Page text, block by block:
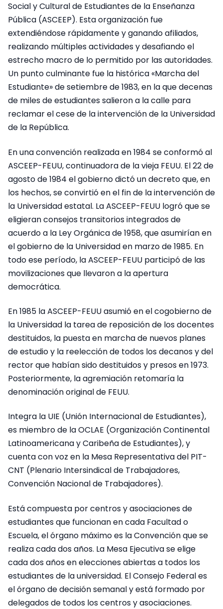
Social y Cultural de Estudiantes de la Enseñanza
Pública (ASCEEP). Esta organización fue
extendiéndose rápidamente y ganando afiliados,
realizando múltiples actividades y desafiando el
estrecho macro de lo permitido por las autoridades.
Un punto culminante fue la histórica «Marcha del
Estudiante» de setiembre de 1983, en la que decenas
de miles de estudiantes salieron a la calle para
reclamar el cese de la intervención de la Universidad
de la República.
En una convención realizada en 1984 se conformó al
ASCEEP-FEUU, continuadora de la vieja FEUU. El 22 de
agosto de 1984 el gobierno dictó un decreto que, en
los hechos, se convirtió en el fin de la intervención de
la Universidad estatal. La ASCEEP-FEUU logró que se
eligieran consejos transitorios integrados de
acuerdo a la Ley Orgánica de 1958, que asumirían en
el gobierno de la Universidad en marzo de 1985. En
todo ese período, la ASCEEP-FEUU participó de las
movilizaciones que llevaron a la apertura
democrática.
En 1985 la ASCEEP-FEUU asumió en el cogobierno de
la Universidad la tarea de reposición de los docentes
destituidos, la puesta en marcha de nuevos planes
de estudio y la reelección de todos los decanos y del
rector que habían sido destituidos y presos en 1973.
Posteriormente, la agremiación retomaría la
denominación original de FEUU.
Integra la UIE (Unión Internacional de Estudiantes),
es miembro de la OCLAE (Organización Continental
Latinoamericana y Caribeña de Estudiantes), y
cuenta con voz en la Mesa Representativa del PIT-
CNT (Plenario Intersindical de Trabajadores,
Convención Nacional de Trabajadores).
Está compuesta por centros y asociaciones de
estudiantes que funcionan en cada Facultad o
Escuela, el órgano máximo es la Convención que se
realiza cada dos años. La Mesa Ejecutiva se elige
cada dos años en elecciones abiertas a todos los
estudiantes de la universidad. El Consejo Federal es
el órgano de decisión semanal y está formado por
delegados de todos los centros y asociaciones.